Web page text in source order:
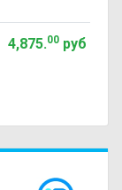
4,875.00руб